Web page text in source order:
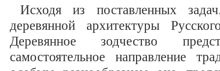
Исходя из поставленных
деревянной архитектуры
Деревянное зодчество
самостоятельное направление